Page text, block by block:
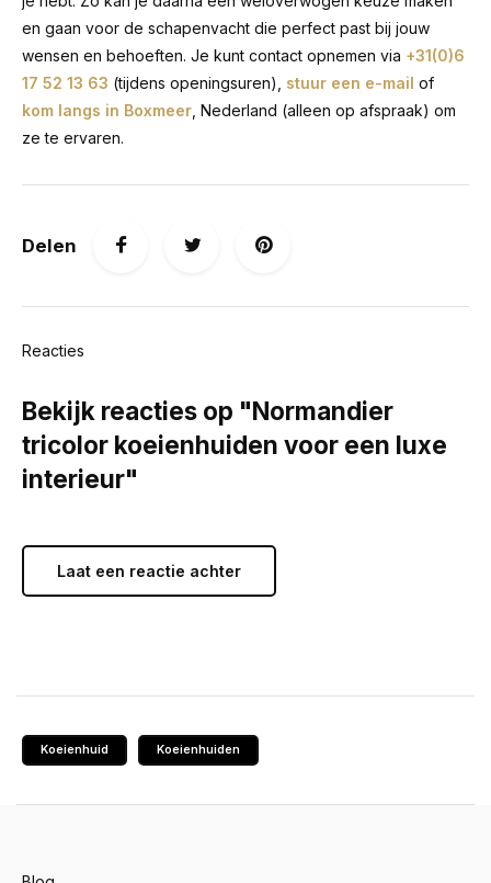
en gaan voor de schapenvacht die perfect past bij jouw
wensen en behoeften. Je kunt contact opnemen via +31(0)6
17 52 13 63 (tijdens openingsuren), stuur een e-mail of
kom langs in Boxmeer , Nederland (alleen op afspraak) om
ze te ervaren.
Delen
Reacties
Bekijk reacties op "Normandier
tricolor koeienhuiden voor een luxe
interieur"
Laat een reactie achter
Koeienhuid Koeienhuiden